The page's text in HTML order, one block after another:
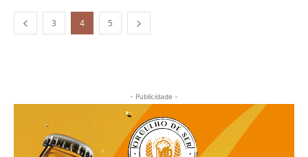
3 4 5
- Publicidade -